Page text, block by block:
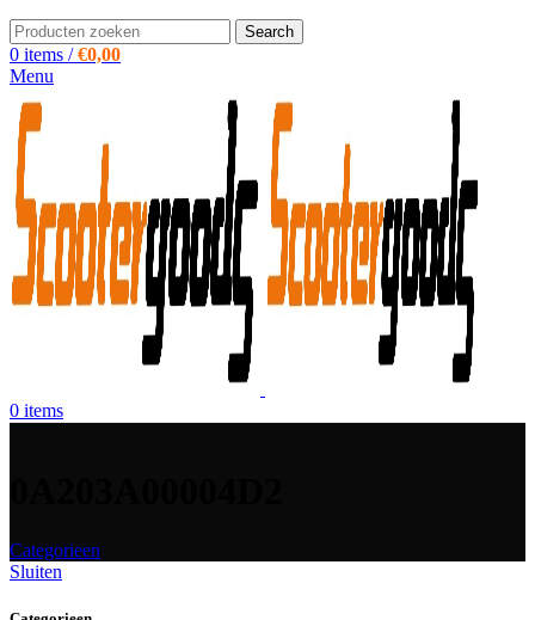
Search
0 items / €0,00
Menu
0 items
Categorieen
Sluiten